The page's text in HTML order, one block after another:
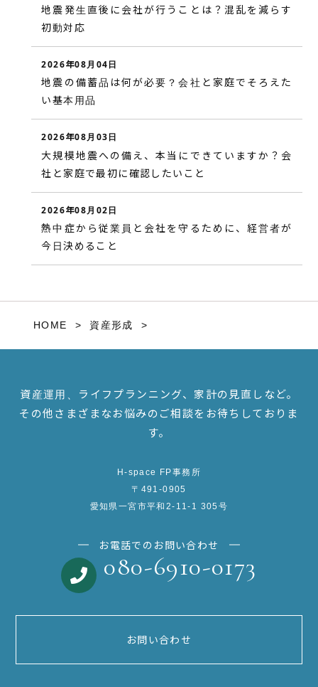
地震発生直後に会社が行うことは？混乱を減らす
初動対応
2026年08月04日
地震の備蓄品は何が必要？会社と家庭でそろえた
い基本用品
2026年08月03日
大規模地震への備え、本当にできていますか？会
社と家庭で最初に確認したいこと
2026年08月02日
熱中症から従業員と会社を守るために、経営者が
今日決めること
HOME 資産形成
資産運用、ライフプランニング、家計の見直しなど。
その他さまざまなお悩みのご相談をお待ちしておりま
す。
H-space FP事務所
〒491-0905
愛知県一宮市平和2-11-1 305号
お電話でのお問い合わせ
080-6910-0173
お問い合わせ